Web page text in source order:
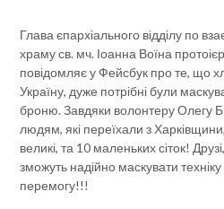
Глава єпархіального відділу по
храму св. мч. Іоанна Воїна
повідомляє у Фейсбук про те, що
Україну, дуже потрібні були
броню. Завдяки волонтеру Олегу
людям, які переїхали з
великі, та 10 маленьких сіток!
зможуть надійно маскувати
перемогу!!!